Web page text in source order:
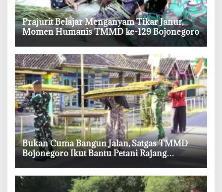
‎Prajurit Belajar Menganyam Tikar Janur,
Momen Humanis TMMD ke-129 Bojonegoro
‎Bukan Cuma Bangun Jalan, Satgas TMMD
Bojonegoro Ikut Bantu Petani Rajang
Tembakau